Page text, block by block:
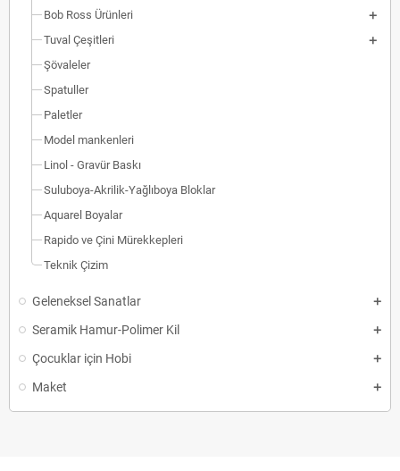
Bob Ross Ürünleri
Tuval Çeşitleri
Şövaleler
Spatuller
Paletler
Model mankenleri
Linol - Gravür Baskı
Suluboya-Akrilik-Yağlıboya Bloklar
Aquarel Boyalar
Rapido ve Çini Mürekkepleri
Teknik Çizim
Geleneksel Sanatlar
Seramik Hamur-Polimer Kil
Çocuklar için Hobi
Maket